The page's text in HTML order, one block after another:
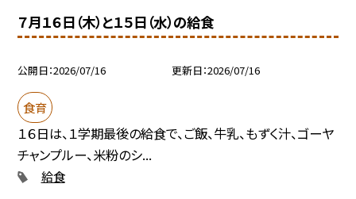
７月１６日（木）と１５日（水）の給食
公開日 2026/07/16 更新日 2026/07/16
食育
１６日は、１学期最後の給食で、ご飯、牛乳、もずく汁、ゴーヤ
チャンプルー、米粉のシ...
給食